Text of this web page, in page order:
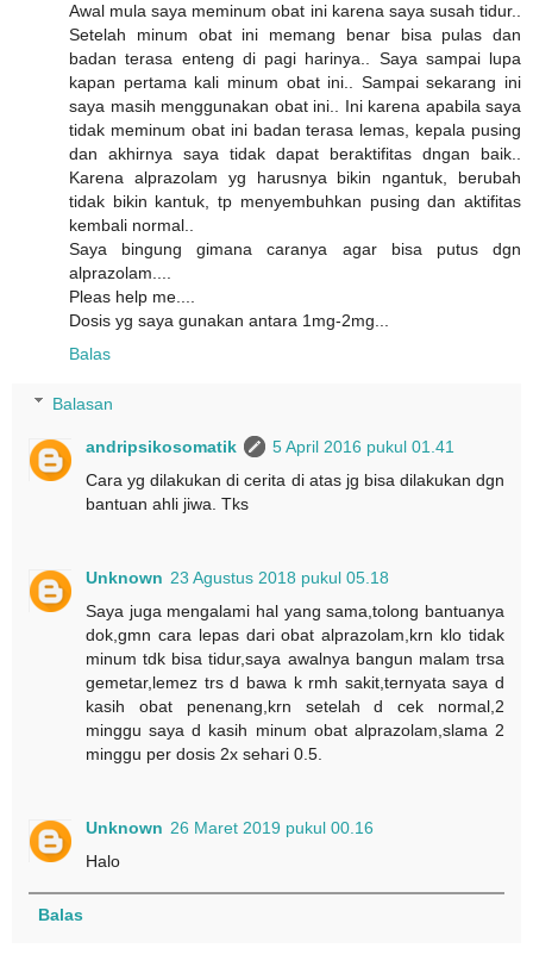
Awal mula saya meminum obat ini karena saya susah tidur..
Setelah minum obat ini memang benar bisa pulas dan
badan terasa enteng di pagi harinya.. Saya sampai lupa
kapan pertama kali minum obat ini.. Sampai sekarang ini
saya masih menggunakan obat ini.. Ini karena apabila saya
tidak meminum obat ini badan terasa lemas, kepala pusing
dan akhirnya saya tidak dapat beraktifitas dngan baik..
Karena alprazolam yg harusnya bikin ngantuk, berubah
tidak bikin kantuk, tp menyembuhkan pusing dan aktifitas
kembali normal..
Saya bingung gimana caranya agar bisa putus dgn
alprazolam....
Pleas help me....
Dosis yg saya gunakan antara 1mg-2mg...
Balas
Balasan
andripsikosomatik
5 April 2016 pukul 01.41
Cara yg dilakukan di cerita di atas jg bisa dilakukan dgn
bantuan ahli jiwa. Tks
Unknown 23 Agustus 2018 pukul 05.18
Saya juga mengalami hal yang sama,tolong bantuanya
dok,gmn cara lepas dari obat alprazolam,krn klo tidak
minum tdk bisa tidur,saya awalnya bangun malam trsa
gemetar,lemez trs d bawa k rmh sakit,ternyata saya d
kasih obat penenang,krn setelah d cek normal,2
minggu saya d kasih minum obat alprazolam,slama 2
minggu per dosis 2x sehari 0.5.
Unknown 26 Maret 2019 pukul 00.16
Halo
Balas